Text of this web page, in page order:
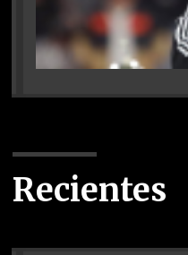
Recientes